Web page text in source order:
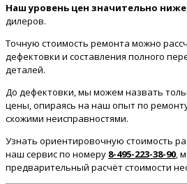
Наш уровень цен значительно ниже
дилеров.
Точную стоимость ремонта можно
дефектовки и составления полного
деталей.
До дефектовки, мы можем назвать
цены, опираясь на наш опыт по
схожими неисправностями.
Узнать ориентировочную стоимость
наш сервис по номеру 8-495-223-38-90 ,
предварительный расчёт стоимости